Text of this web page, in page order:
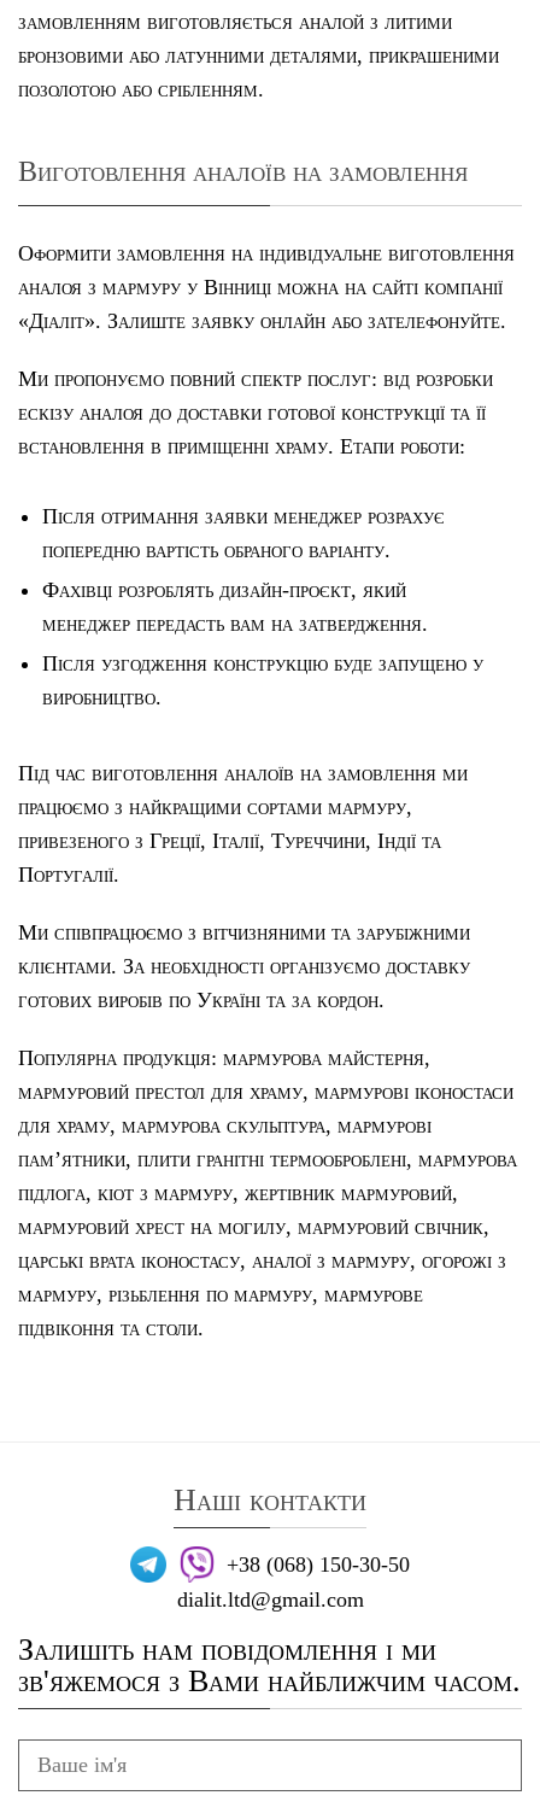
замовленням виготовляється аналой з литими
бронзовими або латунними деталями, прикрашеними
позолотою або срібленням.
Виготовлення аналоїв на замовлення
Оформити замовлення на індивідуальне виготовлення
аналоя з мармуру у Вінниці можна на сайті компанії
«Діаліт». Залиште заявку онлайн або зателефонуйте.
Ми пропонуємо повний спектр послуг: від розробки
ескізу аналоя до доставки готової конструкції та її
встановлення в приміщенні храму. Етапи роботи:
Після отримання заявки менеджер розрахує
попередню вартість обраного варіанту.
Фахівці розроблять дизайн-проєкт, який
менеджер передасть вам на затвердження.
Після узгодження конструкцію буде запущено у
виробництво.
Під час виготовлення аналоїв на замовлення ми
працюємо з найкращими сортами мармуру,
привезеного з Греції, Італії, Туреччини, Індії та
Португалії.
Ми співпрацюємо з вітчизняними та зарубіжними
клієнтами. За необхідності організуємо доставку
готових виробів по Україні та за кордон.
Популярна продукція: мармурова майстерня,
мармуровий престол для храму, мармурові іконостаси
для храму, мармурова скульптура, мармурові
пам’ятники, плити гранітні термооброблені, мармурова
підлога, кіот з мармуру, жертівник мармуровий,
мармуровий хрест на могилу, мармуровий свічник,
царські врата іконостасу, аналої з мармуру, огорожі з
мармуру, різьблення по мармуру, мармурове
підвіконня та столи.
Наші контакти
+38 (068) 150-30-50
dialit.ltd@gmail.com
Залишіть нам повідомлення і ми
зв'яжемося з Вами найближчим часом.